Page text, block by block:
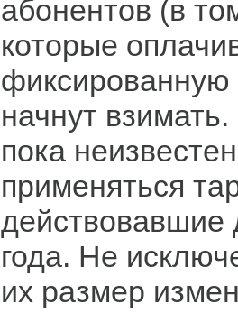
абонентов (в
которые
фиксированную
начнут
пока
применяться
действовавшие
года. Не
их размер